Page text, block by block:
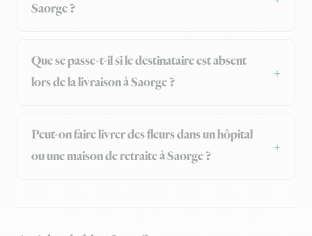
Saorge ?
Que se passe-t-il si le destinataire est absent
lors de la livraison à Saorge ?
Peut-on faire livrer des fleurs dans un hôpital
ou une maison de retraite à Saorge ?